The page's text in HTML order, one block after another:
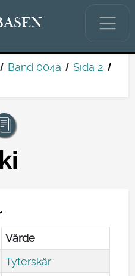
Band 004a
Sida 2
Värde
Tyterskär